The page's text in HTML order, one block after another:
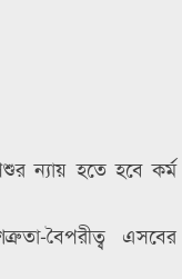
ন্যায় হতে হবে কর্ম
বৈপরীত্ব এসবের